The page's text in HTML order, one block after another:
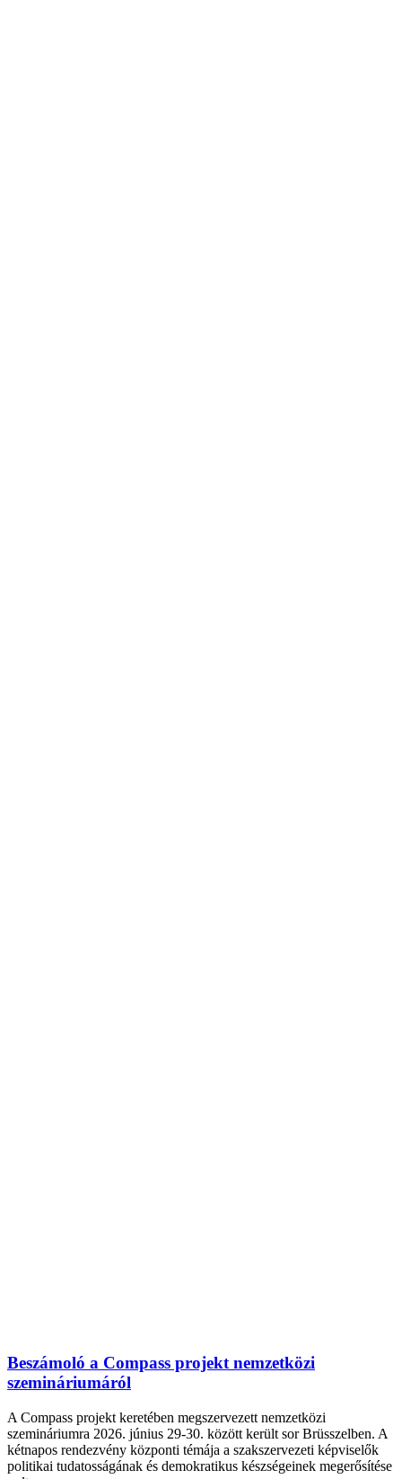
Beszámoló a Compass projekt nemzetközi
szemináriumáról
A Compass projekt keretében megszervezett nemzetközi
szemináriumra 2026. június 29-30. között került sor Brüsszelben. A
kétnapos rendezvény központi témája a szakszervezeti képviselők
politikai tudatosságának és demokratikus készségeinek megerősítése